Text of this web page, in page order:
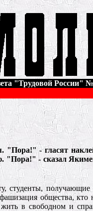
"Трудовой России" №
"Пора!" - гласят
"Пopa!" - сказал
студенты,
общества, кто
в свободном и